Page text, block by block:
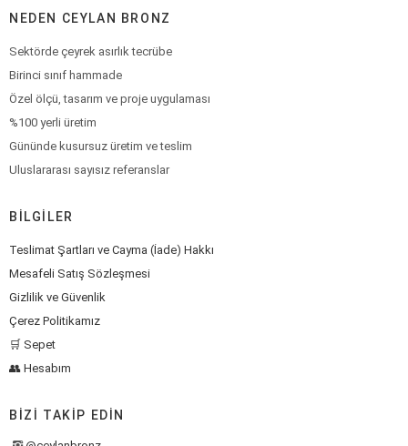
NEDEN CEYLAN BRONZ
Sektörde çeyrek asırlık tecrübe
Birinci sınıf hammade
Özel ölçü, tasarım ve proje uygulaması
%100 yerli üretim
Gününde kusursuz üretim ve teslim
Uluslararası sayısız referanslar
BILGILER
Teslimat Şartları ve Cayma (İade) Hakkı
Mesafeli Satış Sözleşmesi
Gizlilik ve Güvenlik
Çerez Politikamız
🛒 Sepet
👥 Hesabım
BIZI TAKIP EDIN